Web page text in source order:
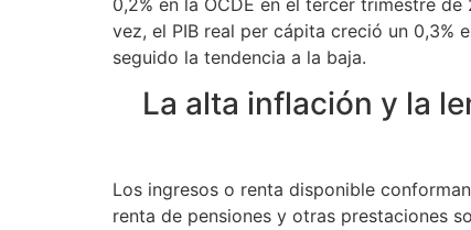
vez, el PIB real per cápita creció un 0,3%
seguido la tendencia a la baja.
La alta inflación y la
Los ingresos o renta disponible
renta de pensiones y otras prestaciones